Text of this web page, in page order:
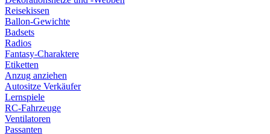
Reisekissen
Ballon-Gewichte
Badsets
Radios
Fantasy-Charaktere
Etiketten
Anzug anziehen
Autositze Verkäufer
Lernspiele
RC-Fahrzeuge
Ventilatoren
Passanten